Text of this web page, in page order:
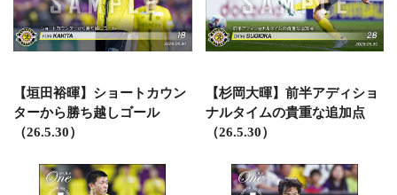
【垣田裕暉】ショートカウン
ターから勝ち越しゴール
（26.5.30）
【杉岡大暉】前半アディショ
ナルタイムの貴重な追加点
（26.5.30）